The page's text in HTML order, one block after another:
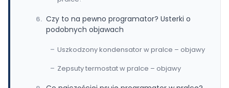
Czy to na pewno programator? Usterki o
podobnych objawach
Uszkodzony kondensator w pralce – objawy
Zepsuty termostat w pralce – objawy